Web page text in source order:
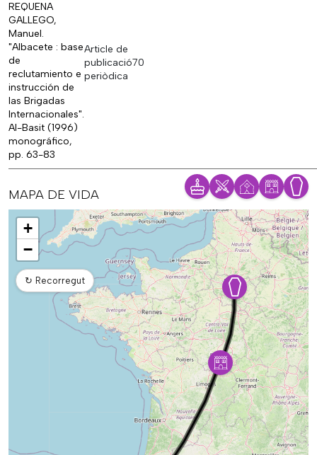
REQUENA
GALLEGO,
Manuel.
"Albacete : base
de
reclutamiento e
instrucción de
las Brigadas
Internacionales".
Al-Basit (1996)
monográfico,
pp. 63-83
Article de
publicació
periòdica
70
MAPA DE VIDA
Mapa
+
−
↻ Recorregut